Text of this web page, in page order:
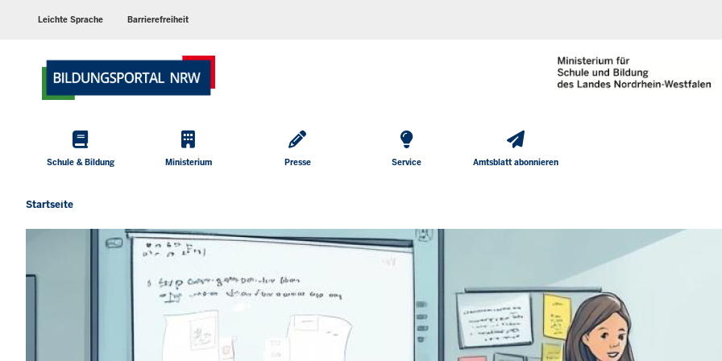
Sprachen
Leichte Sprache Barrierefreiheit
Hauptmenü
Schule & Bildung Ministerium Presse Service Amtsblatt abonnieren
Sie
befinden
Startseite